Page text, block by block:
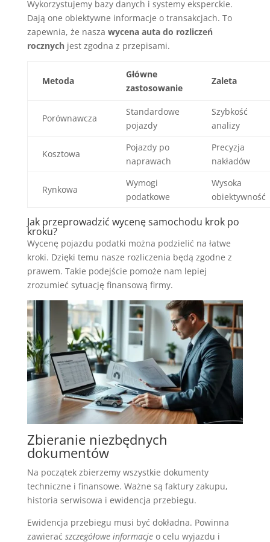
Wykorzystujemy bazy danych i systemy eksperckie.
Dają one obiektywne informacje o transakcjach. To
zapewnia, że nasza wycena auta do rozliczeń
rocznychjest zgodna z przepisami.
Metoda
Główne
zastosowanie
Zaleta
Porównawcza
Standardowe
pojazdy
Szybkość
analizy
Kosztowa
Pojazdy po
naprawach
Precyzja
nakładów
Rynkowa
Wymogi
podatkowe
Wysoka
obiektywność
Jak przeprowadzić wycenę samochodu krok po
kroku?
Wycenę pojazdu podatki można podzielić na łatwe
kroki. Dzięki temu nasze rozliczenia będą zgodne z
prawem. Takie podejście pomoże nam lepiej
zrozumieć sytuację finansową firmy.
Zbieranie niezbędnych
dokumentów
Na początek zbierzemy wszystkie dokumenty
techniczne i finansowe. Ważne są faktury zakupu,
historia serwisowa i ewidencja przebiegu.
Ewidencja przebiegu musi być dokładna. Powinna
zawierać szczegółowe informacjeo celu wyjazdu i